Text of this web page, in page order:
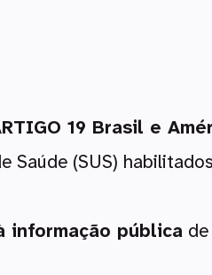
19 Brasil e
Saúde (SUS)
informação públicade